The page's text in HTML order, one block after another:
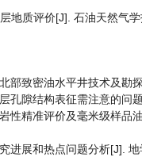
地质评价[J]. 石油天然气
部致密油水平井技术及勘
孔隙结构表征需注意的问
性精准评价及毫米级样
进展和热点问题分析[J].